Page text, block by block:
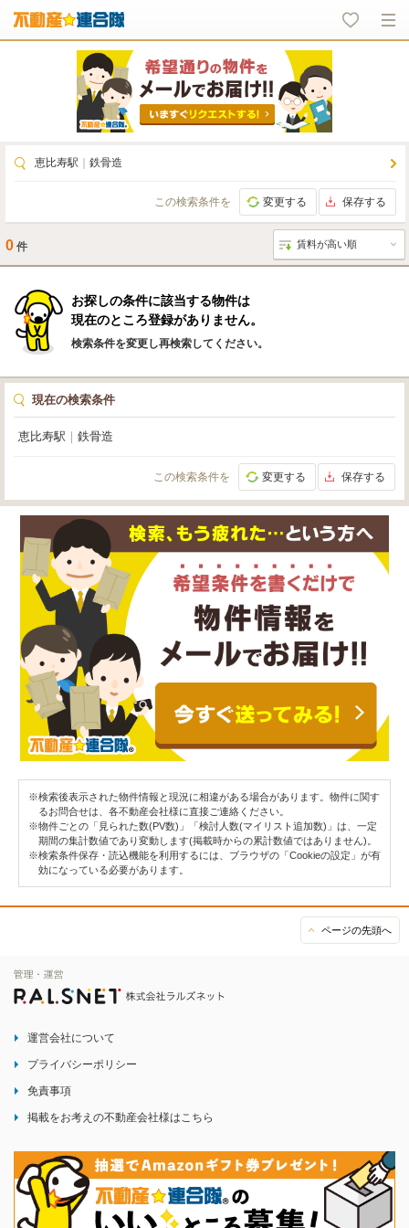
恵比寿駅 鉄骨造
この検索条件を 変更する 保存する
0 件
お探しの条件に該当する物件は
現在のところ登録がありません。
検索条件を変更し再検索してください。
現在の検索条件
恵比寿駅 鉄骨造
この検索条件を 変更する 保存する
※検索後表示された物件情報と現況に相違がある場合があります。物件に関す
るお問合せは、各不動産会社様に直接ご連絡ください。
※物件ごとの「見られた数(PV数)」「検討人数(マイリスト追加数)」は、一定
期間の集計数値であり変動します(掲載時からの累計数値ではありません)。
※検索条件保存・読込機能を利用するには、ブラウザの「Cookieの設定」が有
効になっている必要があります。
ページの先頭へ
運営会社について
プライバシーポリシー
免責事項
掲載をお考えの不動産会社様はこちら